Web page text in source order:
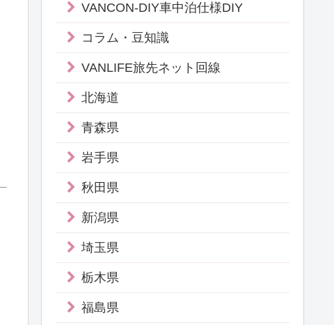
VANCON-DIY車中泊仕様DIY
コラム・豆知識
VANLIFE旅先ネット回線
北海道
青森県
岩手県
秋田県
新潟県
埼玉県
栃木県
福島県